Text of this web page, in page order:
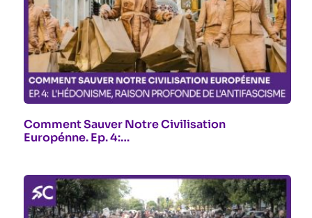
Comment Sauver Notre Civilisation
Europénne. Ep. 4:…